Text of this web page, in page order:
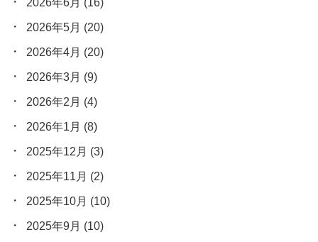
2026年5月 (20)
2026年4月 (20)
2026年3月 (9)
2026年2月 (4)
2026年1月 (8)
2025年12月 (3)
2025年11月 (2)
2025年10月 (10)
2025年9月 (10)